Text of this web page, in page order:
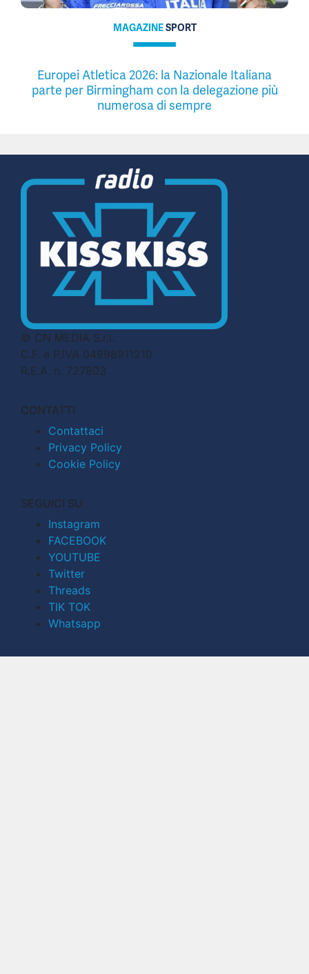
MAGAZINESPORT
Europei Atletica 2026: la Nazionale Italiana
parte per Birmingham con la delegazione più
numerosa di sempre
© CN MEDIA S.r.l.
C.F. e P.IVA 04998911210
R.E.A. n. 727803
CONTATTI
Contattaci
Privacy Policy
Cookie Policy
SEGUICI SU
Instagram
FACEBOOK
YOUTUBE
Twitter
Threads
TIK TOK
Whatsapp